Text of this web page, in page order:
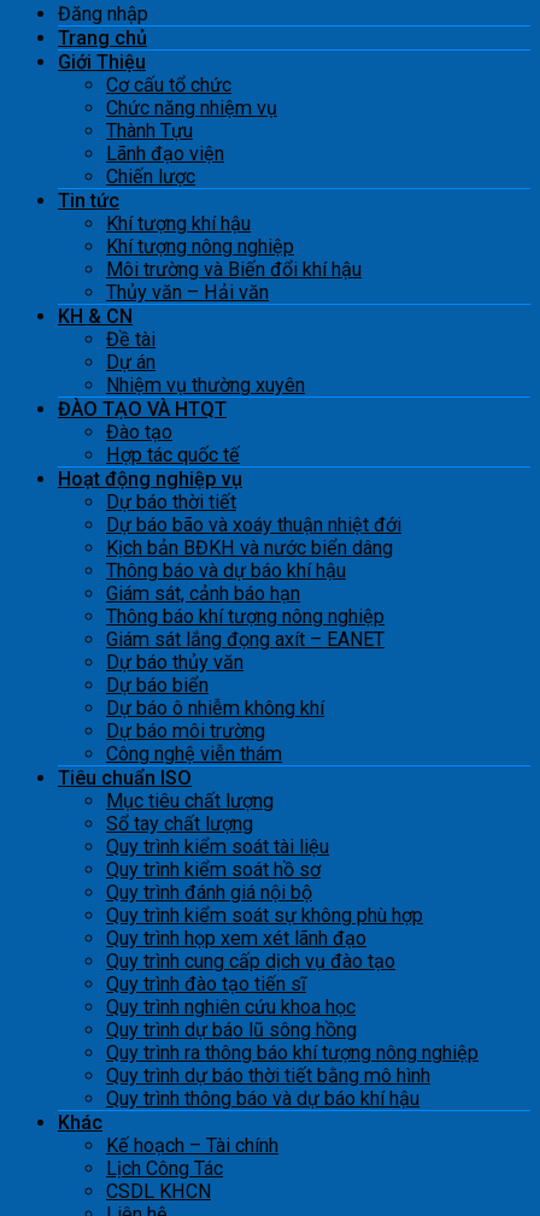
Đăng nhập
Trang chủ
Giới Thiệu
Cơ cấu tổ chức
Chức năng nhiệm vụ
Thành Tựu
Lãnh đạo viện
Chiến lược
Tin tức
Khí tượng khí hậu
Khí tượng nông nghiệp
Môi trường và Biến đổi khí hậu
Thủy văn – Hải văn
KH & CN
Đề tài
Dự án
Nhiệm vụ thường xuyên
ĐÀO TẠO VÀ HTQT
Đào tạo
Hợp tác quốc tế
Hoạt động nghiệp vụ
Dự báo thời tiết
Dự báo bão và xoáy thuận nhiệt đới
Kịch bản BĐKH và nước biển dâng
Thông báo và dự báo khí hậu
Giám sát, cảnh báo hạn
Thông báo khí tượng nông nghiệp
Giám sát lắng đọng axít – EANET
Dự báo thủy văn
Dự báo biển
Dự báo ô nhiễm không khí
Dự báo môi trường
Công nghệ viễn thám
Tiêu chuẩn ISO
Mục tiêu chất lượng
Sổ tay chất lượng
Quy trình kiểm soát tài liệu
Quy trình kiểm soát hồ sơ
Quy trình đánh giá nội bộ
Quy trình kiểm soát sự không phù hợp
Quy trình họp xem xét lãnh đạo
Quy trình cung cấp dịch vụ đào tạo
Quy trình đào tạo tiến sĩ
Quy trình nghiên cứu khoa học
Quy trình dự báo lũ sông hồng
Quy trình ra thông báo khí tượng nông nghiệp
Quy trình dự báo thời tiết bằng mô hình
Quy trình thông báo và dự báo khí hậu
Khác
Kế hoạch – Tài chính
Lịch Công Tác
CSDL KHCN